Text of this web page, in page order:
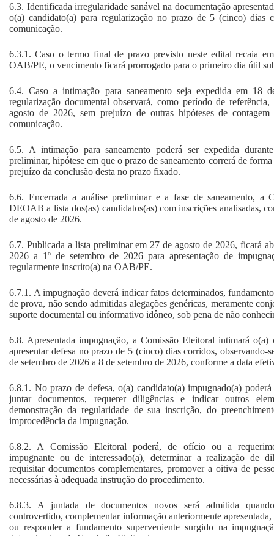
6.3. Identificada irregularidade sanável na documentação
o(a) candidato(a) para regularização no prazo de 5 (cinco) dias
comunicação.
6.3.1. Caso o termo final de prazo previsto neste edital recaia
OAB/PE, o vencimento ficará prorrogado para o primeiro dia útil
6.4. Caso a intimação para saneamento seja expedida em 18
regularização documental observará, como período de
agosto de 2026, sem prejuízo de outras hipóteses de
comunicação.
6.5. A intimação para saneamento poderá ser expedida
preliminar, hipótese em que o prazo de saneamento correrá de
prejuízo da conclusão desta no prazo fixado.
6.6. Encerrada a análise preliminar e a fase de saneamento, a
DEOAB a lista dos(as) candidatos(as) com inscrições analisadas,
de agosto de 2026.
6.7. Publicada a lista preliminar em 27 de agosto de 2026, ficará
2026 a 1º de setembro de 2026 para apresentação de
regularmente inscrito(a) na OAB/PE.
6.7.1. A impugnação deverá indicar fatos determinados,
de prova, não sendo admitidas alegações genéricas, meramente
suporte documental ou informativo idôneo, sob pena de não
6.8. Apresentada impugnação, a Comissão Eleitoral intimará o(a)
apresentar defesa no prazo de 5 (cinco) dias corridos, observando-
de setembro de 2026 a 8 de setembro de 2026, conforme a data
6.8.1. No prazo de defesa, o(a) candidato(a) impugnado(a) poderá
juntar documentos, requerer diligências e indicar outros
demonstração da regularidade de sua inscrição, do
improcedência da impugnação.
6.8.2. A Comissão Eleitoral poderá, de ofício ou a
impugnante ou de interessado(a), determinar a realização de
requisitar documentos complementares, promover a oitiva de
necessárias à adequada instrução do procedimento.
6.8.3. A juntada de documentos novos será admitida
controvertido, complementar informação anteriormente
ou responder a fundamento superveniente surgido na